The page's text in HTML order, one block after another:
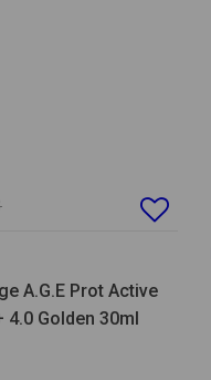
A.G.E Prot Active
4.0 Golden 30ml